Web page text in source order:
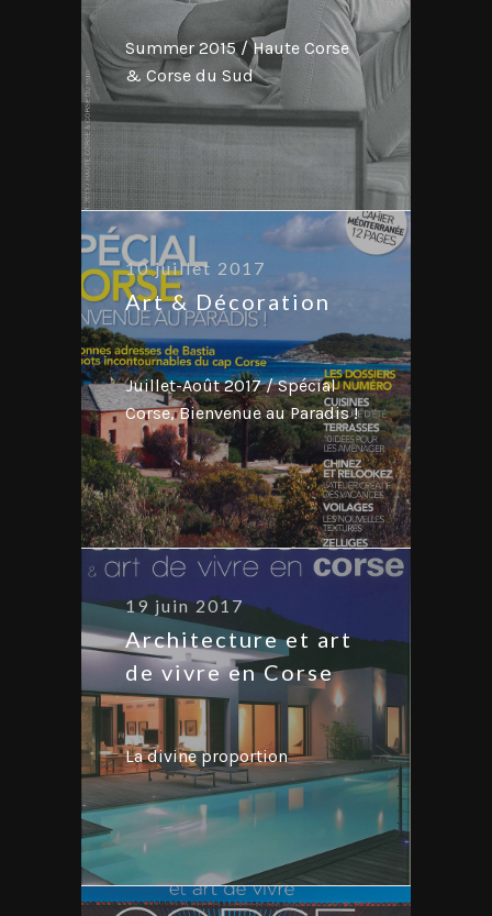
Summer 2015 / Haute Corse
& Corse du Sud
10 juillet 2017
Art & Décoration
Juillet-Août 2017 / Spécial
Corse, Bienvenue au Paradis !
19 juin 2017
Architecture et art
de vivre en Corse
La divine proportion